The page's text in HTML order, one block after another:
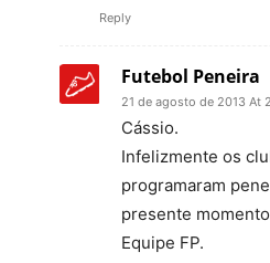
Reply
Futebol Peneira
21 de agosto de 2013 At
Cássio.
Infelizmente os
programaram
presente
Equipe FP.